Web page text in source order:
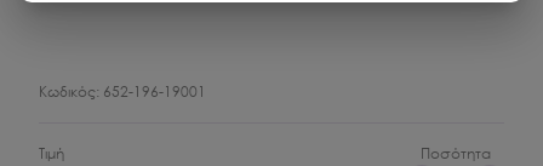
Κωδικός: 652-196-19001
Τιμή Ποσότητα